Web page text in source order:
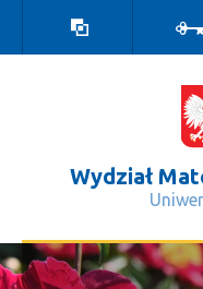
kontrastowa
Wydział
Aktualności -